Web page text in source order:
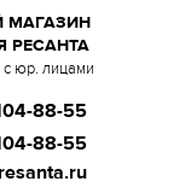
РЕСАНТА
юр. лицами
88-55
88-55